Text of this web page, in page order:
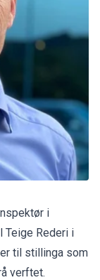
i
Teige Rederi i
til stillinga som
verftet.